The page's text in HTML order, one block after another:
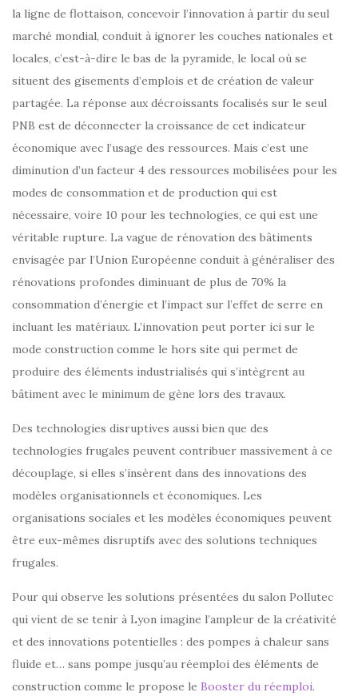
la ligne de flottaison, concevoir l’innovation à partir du seul
marché mondial, conduit à ignorer les couches nationales et
locales, c’est-à-dire le bas de la pyramide, le local où se
situent des gisements d’emplois et de création de valeur
partagée. La réponse aux décroissants focalisés sur le seul
PNB est de déconnecter la croissance de cet indicateur
économique avec l’usage des ressources. Mais c’est une
diminution d’un facteur 4 des ressources mobilisées pour les
modes de consommation et de production qui est
nécessaire, voire 10 pour les technologies, ce qui est une
véritable rupture. La vague de rénovation des bâtiments
envisagée par l’Union Européenne conduit à généraliser des
rénovations profondes diminuant de plus de 70% la
consommation d’énergie et l’impact sur l’effet de serre en
incluant les matériaux. L’innovation peut porter ici sur le
mode construction comme le hors site qui permet de
produire des éléments industrialisés qui s’intègrent au
bâtiment avec le minimum de gène lors des travaux.
Des technologies disruptives aussi bien que des
technologies frugales peuvent contribuer massivement à ce
découplage, si elles s’insèrent dans des innovations des
modèles organisationnels et économiques. Les
organisations sociales et les modèles économiques peuvent
être eux-mêmes disruptifs avec des solutions techniques
frugales.
Pour qui observe les solutions présentées du salon Pollutec
qui vient de se tenir à Lyon imagine l’ampleur de la créativité
et des innovations potentielles : des pompes à chaleur sans
fluide et… sans pompe jusqu’au réemploi des éléments de
construction comme le propose le Booster du réemploi.